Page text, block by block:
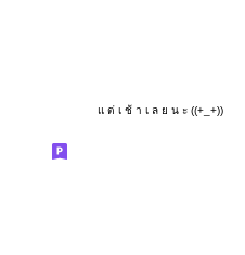
แ ต่ เ ช้ า เ ล ย น ะ ((+_+))